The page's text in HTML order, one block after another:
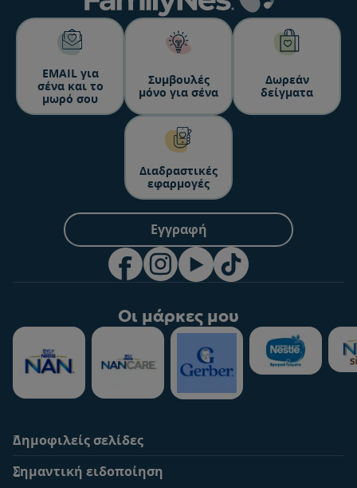
ΕΜΑΙL για
σένα και το
μωρό σου
Συμβουλές
μόνο για σένα
Δωρεάν
δείγματα
Διαδραστικές
εφαρμογές
Εγγραφή
Οι μάρκες μου
Δημοφιλείς σελίδες
Οι Ειδικοί μας
Σημαντική ειδοποίηση